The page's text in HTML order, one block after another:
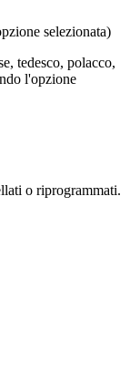
selezionata)
tedesco, polacco,
l'opzione
o riprogrammati.